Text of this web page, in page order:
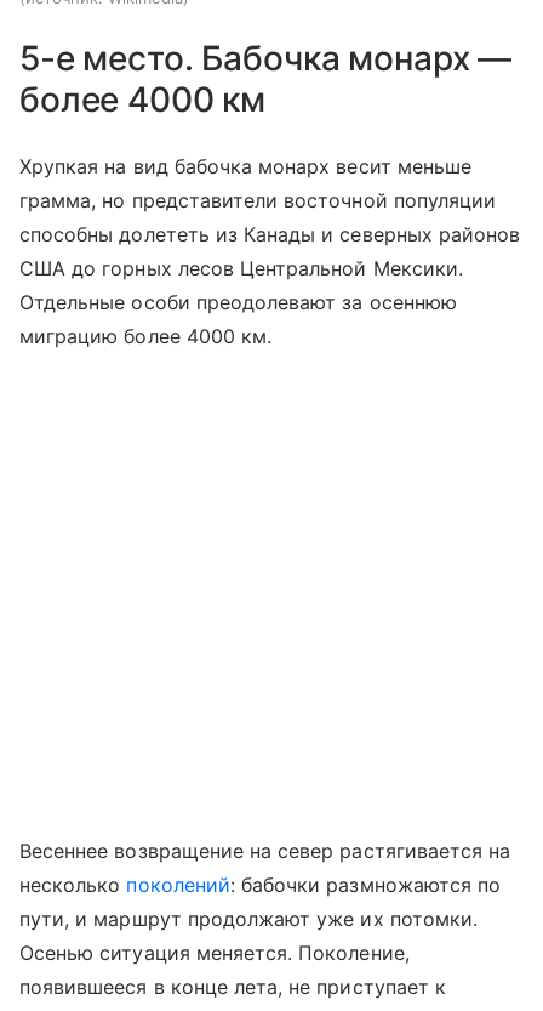
5-е место. Бабочка монарх —
более 4000 км
Хрупкая на вид бабочка монарх весит меньше
грамма, но представители восточной популяции
способны долететь из Канады и северных районов
США до горных лесов Центральной Мексики.
Отдельные особи преодолевают за осеннюю
миграцию более 4000 км.
Весеннее возвращение на север растягивается на
несколько поколений: бабочки размножаются по
пути, и маршрут продолжают уже их потомки.
Осенью ситуация меняется. Поколение,
появившееся в конце лета, не приступает к